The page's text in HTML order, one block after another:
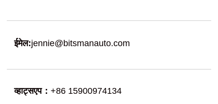
ईमेल:jennie@bitsmanauto.com
व्हाट्सएप：+86 15900974134